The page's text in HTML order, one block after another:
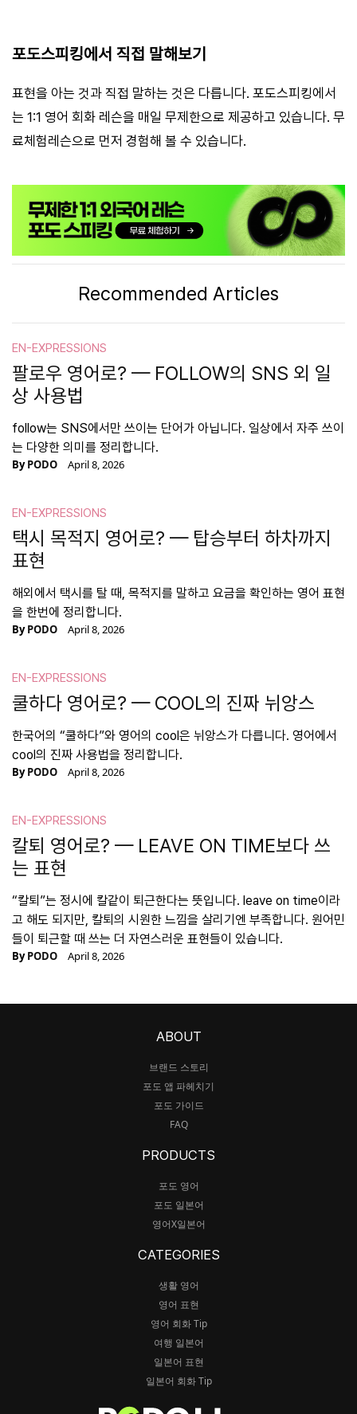
포도스피킹에서 직접 말해보기
표현을 아는 것과 직접 말하는 것은 다릅니다. 포도스피킹에서
는 1:1 영어 회화 레슨을 매일 무제한으로 제공하고 있습니다. 무
료체험레슨으로 먼저 경험해 볼 수 있습니다.
Recommended Articles
EN-EXPRESSIONS
팔로우 영어로? — FOLLOW의 SNS 외 일
상 사용법
follow는 SNS에서만 쓰이는 단어가 아닙니다. 일상에서 자주 쓰이
는 다양한 의미를 정리합니다.
ByPODO April 8, 2026
EN-EXPRESSIONS
택시 목적지 영어로? — 탑승부터 하차까지
표현
해외에서 택시를 탈 때, 목적지를 말하고 요금을 확인하는 영어 표현
을 한번에 정리합니다.
ByPODO April 8, 2026
EN-EXPRESSIONS
쿨하다 영어로? — COOL의 진짜 뉘앙스
한국어의 “쿨하다”와 영어의 cool은 뉘앙스가 다릅니다. 영어에서
cool의 진짜 사용법을 정리합니다.
ByPODO April 8, 2026
EN-EXPRESSIONS
칼퇴 영어로? — LEAVE ON TIME보다 쓰
는 표현
“칼퇴”는 정시에 칼같이 퇴근한다는 뜻입니다. leave on time이라
고 해도 되지만, 칼퇴의 시원한 느낌을 살리기엔 부족합니다. 원어민
들이 퇴근할 때 쓰는 더 자연스러운 표현들이 있습니다.
ByPODO April 8, 2026
ABOUT
브랜드 스토리
포도 앱 파헤치기
포도 가이드
FAQ
PRODUCTS
포도 영어
포도 일본어
영어X일본어
CATEGORIES
생활 영어
영어 표현
영어 회화 Tip
여행 일본어
일본어 표현
일본어 회화 Tip